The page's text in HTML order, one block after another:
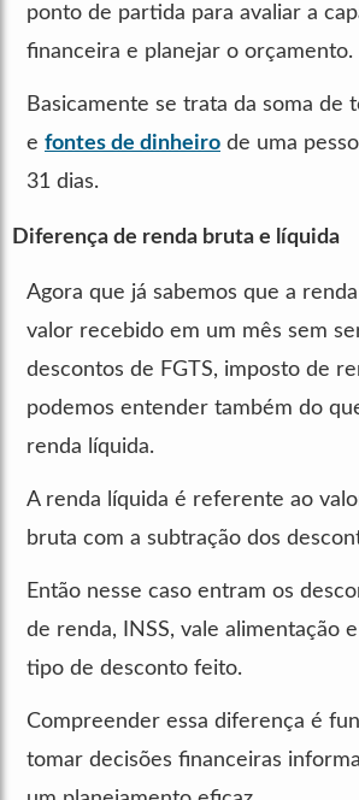
ponto de partida para avaliar a
financeira e planejar o orçamento.
Basicamente se trata da soma de
e fontes de dinheiro de uma
31 dias.
Diferença de renda bruta e líquida
Agora que já sabemos que a
valor recebido em um mês sem
descontos de FGTS, imposto de
podemos entender também do
renda líquida.
A renda líquida é referente ao
bruta com a subtração dos
Então nesse caso entram os
de renda, INSS, vale alimentação
tipo de desconto feito.
Compreender essa diferença é
tomar decisões financeiras